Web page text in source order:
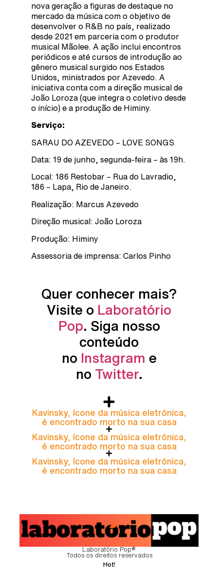
nova geração a figuras de destaque no
mercado da música com o objetivo de
desenvolver o R&B no país, realizado
desde 2021 em parceria com o produtor
musical Mãolee. A ação inclui encontros
periódicos e até cursos de introdução ao
gênero musical surgido nos Estados
Unidos, ministrados por Azevedo. A
iniciativa conta com a direção musical de
João Loroza (que integra o coletivo desde
o início) e a produção de Himiny.
Serviço:
SARAU DO AZEVEDO – LOVE SONGS
Data: 19 de junho, segunda-feira – às 19h.
Local: 186 Restobar – Rua do Lavradio,
186 – Lapa, Rio de Janeiro.
Realização: Marcus Azevedo
Direção musical: João Loroza
Produção: Himiny
Assessoria de imprensa: Carlos Pinho
Quer conhecer mais?
Visite o Laboratório
Pop. Siga nosso
conteúdo
no Instagram e
no Twitter.
Kavinsky, ícone da música eletrônica,
é encontrado morto na sua casa
Kavinsky, ícone da música eletrônica,
é encontrado morto na sua casa
Kavinsky, ícone da música eletrônica,
é encontrado morto na sua casa
Laboratório Pop®
Todos os direitos reservados
Hot!